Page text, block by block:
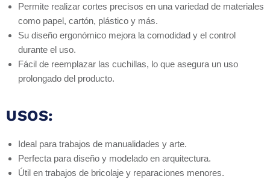
Permite realizar cortes precisos en una variedad de materiales
como papel, cartón, plástico y más.
Su diseño ergonómico mejora la comodidad y el control
durante el uso.
Fácil de reemplazar las cuchillas, lo que asegura un uso
prolongado del producto.
USOS:
Ideal para trabajos de manualidades y arte.
Perfecta para diseño y modelado en arquitectura.
Útil en trabajos de bricolaje y reparaciones menores.